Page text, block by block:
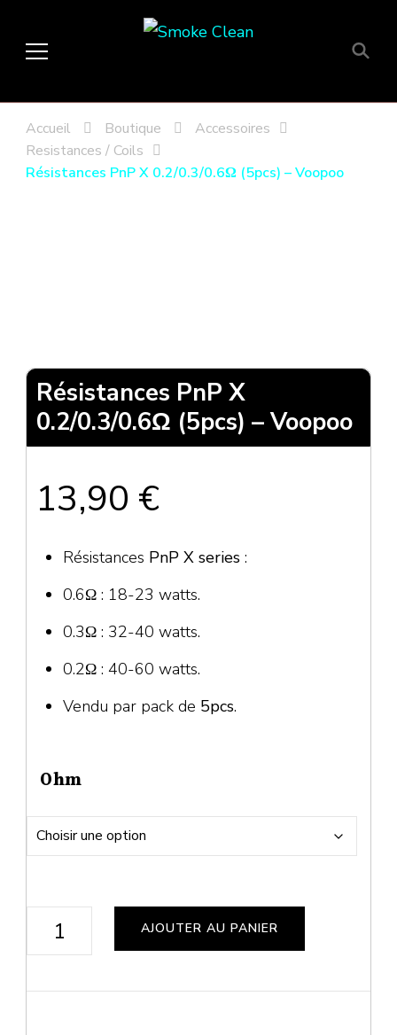
Smoke Clean
Accueil Boutique
Accessoires
Resistances / Coils
Résistances PnP X 0.2/0.3/0.6Ω (5pcs) – Voopoo
Résistances PnP X
0.2/0.3/0.6Ω (5pcs) – Voopoo
13,90 €
Résistances PnP X series:
0.6Ω : 18-23 watts.
0.3Ω : 32-40 watts.
0.2Ω : 40-60 watts.
Vendu par pack de 5pcs.
Ohm
quantité
de
AJOUTER AU PANIER